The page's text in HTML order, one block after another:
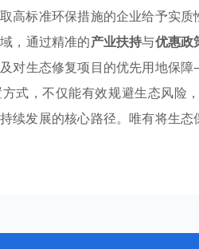
高标准环保措施的企业给予实
，通过精准的产业扶持与优惠政
对生态修复项目的优先用地保
式，不仅能有效规避生态风险
续发展的核心路径。唯有将生